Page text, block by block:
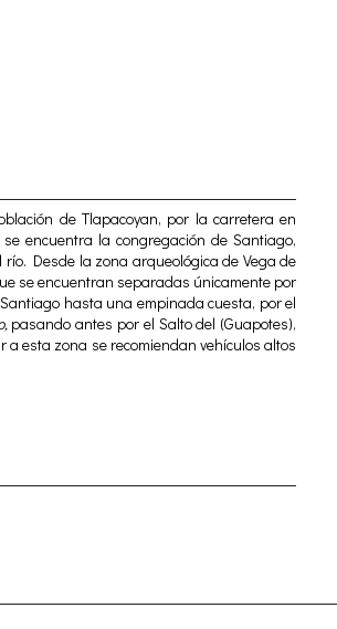
de Tlapacoyan, por la carretera en
encuentra la congregación de Santiago,
Desde la zona arqueológica de Vega de
se encuentran separadas únicamente por
hasta una empinada cuesta, por el
pasando antes por el Salto del (Guapotes),
esta zona se recomiendan vehículos altos